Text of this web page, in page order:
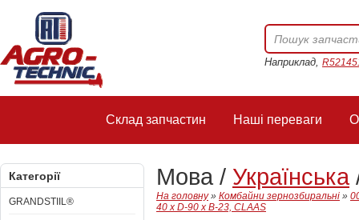
Наприклад,
Склад запчастин Наші переваги
Категорії
GRANDSTIIL®
Мова / Українська
На головну» Комбайни зернозбиральні »
40 x D-90 x B-23, CLAAS